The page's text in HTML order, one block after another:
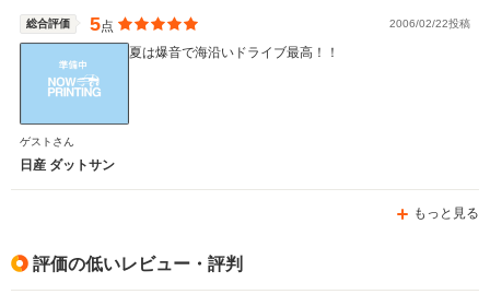
総合評価 5点 2006/02/22投稿
夏は爆音で海沿いドライブ最高！！
ゲストさん
日産 ダットサン
もっと見る
評価の低いレビュー・評判